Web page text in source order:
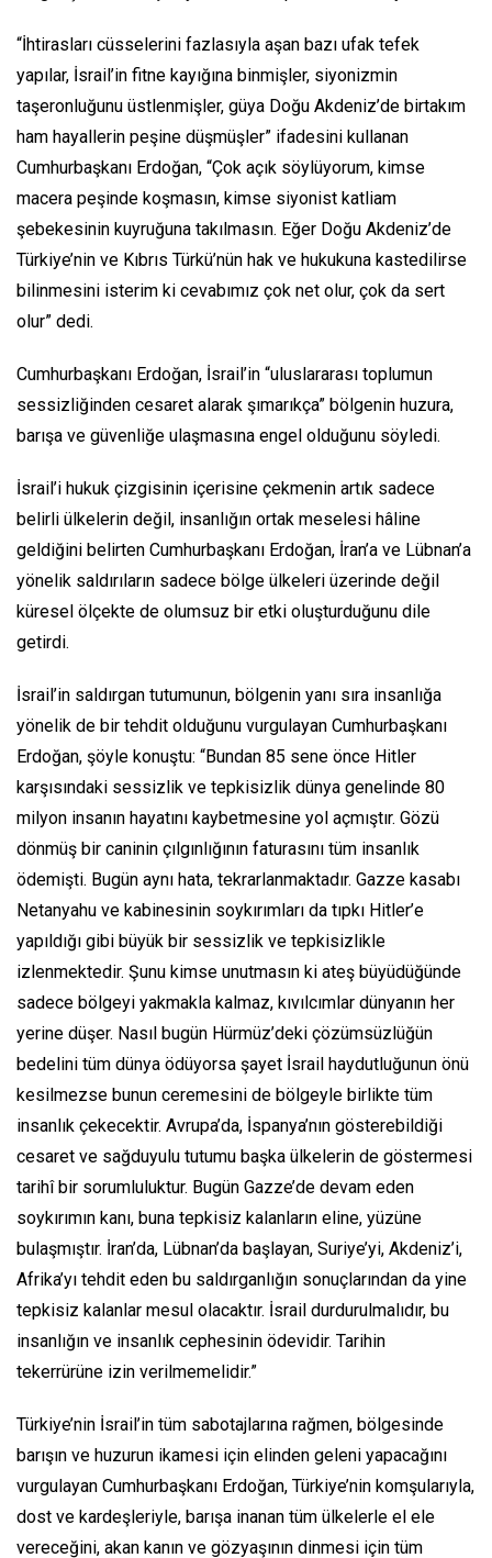
“İhtirasları cüsselerini fazlasıyla aşan bazı ufak tefek
yapılar, İsrail’in fitne kayığına binmişler, siyonizmin
taşeronluğunu üstlenmişler, güya Doğu Akdeniz’de birtakım
ham hayallerin peşine düşmüşler” ifadesini kullanan
Cumhurbaşkanı Erdoğan, “Çok açık söylüyorum, kimse
macera peşinde koşmasın, kimse siyonist katliam
şebekesinin kuyruğuna takılmasın. Eğer Doğu Akdeniz’de
Türkiye’nin ve Kıbrıs Türkü’nün hak ve hukukuna kastedilirse
bilinmesini isterim ki cevabımız çok net olur, çok da sert
olur” dedi.
Cumhurbaşkanı Erdoğan, İsrail’in “uluslararası toplumun
sessizliğinden cesaret alarak şımarıkça” bölgenin huzura,
barışa ve güvenliğe ulaşmasına engel olduğunu söyledi.
İsrail’i hukuk çizgisinin içerisine çekmenin artık sadece
belirli ülkelerin değil, insanlığın ortak meselesi hâline
geldiğini belirten Cumhurbaşkanı Erdoğan, İran’a ve Lübnan’a
yönelik saldırıların sadece bölge ülkeleri üzerinde değil
küresel ölçekte de olumsuz bir etki oluşturduğunu dile
getirdi.
İsrail’in saldırgan tutumunun, bölgenin yanı sıra insanlığa
yönelik de bir tehdit olduğunu vurgulayan Cumhurbaşkanı
Erdoğan, şöyle konuştu: “Bundan 85 sene önce Hitler
karşısındaki sessizlik ve tepkisizlik dünya genelinde 80
milyon insanın hayatını kaybetmesine yol açmıştır. Gözü
dönmüş bir caninin çılgınlığının faturasını tüm insanlık
ödemişti. Bugün aynı hata, tekrarlanmaktadır. Gazze kasabı
Netanyahu ve kabinesinin soykırımları da tıpkı Hitler’e
yapıldığı gibi büyük bir sessizlik ve tepkisizlikle
izlenmektedir. Şunu kimse unutmasın ki ateş büyüdüğünde
sadece bölgeyi yakmakla kalmaz, kıvılcımlar dünyanın her
yerine düşer. Nasıl bugün Hürmüz’deki çözümsüzlüğün
bedelini tüm dünya ödüyorsa şayet İsrail haydutluğunun önü
kesilmezse bunun ceremesini de bölgeyle birlikte tüm
insanlık çekecektir. Avrupa’da, İspanya’nın gösterebildiği
cesaret ve sağduyulu tutumu başka ülkelerin de göstermesi
tarihî bir sorumluluktur. Bugün Gazze’de devam eden
soykırımın kanı, buna tepkisiz kalanların eline, yüzüne
bulaşmıştır. İran’da, Lübnan’da başlayan, Suriye’yi, Akdeniz’i,
Afrika’yı tehdit eden bu saldırganlığın sonuçlarından da yine
tepkisiz kalanlar mesul olacaktır. İsrail durdurulmalıdır, bu
insanlığın ve insanlık cephesinin ödevidir. Tarihin
tekerrürüne izin verilmemelidir.”
Türkiye’nin İsrail’in tüm sabotajlarına rağmen, bölgesinde
barışın ve huzurun ikamesi için elinden geleni yapacağını
vurgulayan Cumhurbaşkanı Erdoğan, Türkiye’nin komşularıyla,
dost ve kardeşleriyle, barışa inanan tüm ülkelerle el ele
vereceğini, akan kanın ve gözyaşının dinmesi için tüm